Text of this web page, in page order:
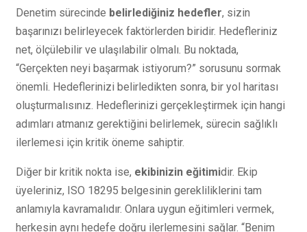
Denetim sürecinde belirlediğiniz hedefler, sizin
başarınızı belirleyecek faktörlerden biridir. Hedefleriniz
net, ölçülebilir ve ulaşılabilir olmalı. Bu noktada,
“Gerçekten neyi başarmak istiyorum?” sorusunu sormak
önemli. Hedeflerinizi belirledikten sonra, bir yol haritası
oluşturmalısınız. Hedeflerinizi gerçekleştirmek için hangi
adımları atmanız gerektiğini belirlemek, sürecin sağlıklı
ilerlemesi için kritik öneme sahiptir.
Diğer bir kritik nokta ise, ekibinizin eğitimidir. Ekip
üyeleriniz, ISO 18295 belgesinin gerekliliklerini tam
anlamıyla kavramalıdır. Onlara uygun eğitimleri vermek,
herkesin aynı hedefe doğru ilerlemesini sağlar. “Benim